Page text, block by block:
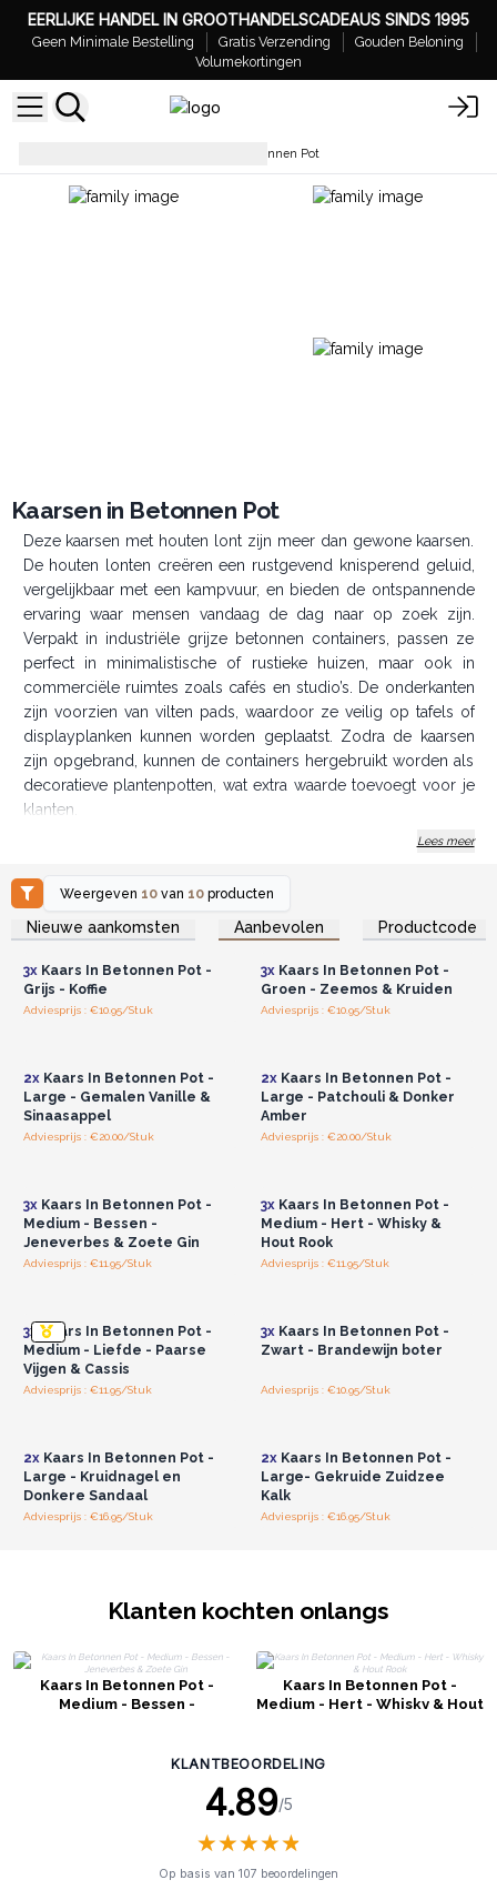
EERLIJKE HANDEL IN GROOTHANDELSCADEAUS SINDS 1995
Geen Minimale Bestelling Gratis Verzending
Gouden Beloning
Volumekortingen
Kaarsen in Betonnen Pot
Kaarsen in Betonnen Pot
Deze kaarsen met houten lont zijn meer dan gewone kaarsen.
De houten lonten creëren een rustgevend knisperend geluid,
vergelijkbaar met een kampvuur, en bieden de ontspannende
ervaring waar mensen vandaag de dag naar op zoek zijn.
Verpakt in industriële grijze betonnen containers, passen ze
perfect in minimalistische of rustieke huizen, maar ook in
commerciële ruimtes zoals cafés en studio’s. De onderkanten
zijn voorzien van vilten pads, waardoor ze veilig op tafels of
displayplanken kunnen worden geplaatst. Zodra de kaarsen
zijn opgebrand, kunnen de containers hergebruikt worden als
decoratieve plantenpotten, wat extra waarde toevoegt voor je
klanten.
Deze producten zijn ideaal voor consumenten die oog
aromatherapie-kaarsen en kleine ondernemers zoals
bloemisten, home cafés en cadeauwinkels. Wij bieden
groothandelsprijzen die aantrekkelijke winstmarges voor
Belangrijkste Productkenmerken
Knisperende houten lont
Herbruikbaar & duurzaam ontwerp
Beschermende vilten bodem
Aantrekkelijke groothandelsprijzen
Lees meer
Weergeven 10 van 10 producten
Nieuwe aankomsten Aanbevolen Productcode
Log in of registreer u voor
groothandelsprijzen.
3xKaars In Betonnen Pot -
Grijs - Koffie
Adviesprijs : €10.95/Stuk
Log in of registreer u voor
groothandelsprijzen.
3xKaars In Betonnen Pot -
Groen - Zeemos & Kruiden
Adviesprijs : €10.95/Stuk
2xKaars In Betonnen Pot -
Large - Gemalen Vanille &
Sinaasappel
Adviesprijs : €20.00/Stuk
2xKaars In Betonnen Pot -
Large - Patchouli & Donker
Amber
Adviesprijs : €20.00/Stuk
3xKaars In Betonnen Pot -
Medium - Bessen -
Jeneverbes & Zoete Gin
Adviesprijs : €11.95/Stuk
3xKaars In Betonnen Pot -
Medium - Hert - Whisky &
Hout Rook
Adviesprijs : €11.95/Stuk
3x Kaars In Betonnen Pot -
Medium - Liefde - Paarse
Vijgen & Cassis
Adviesprijs : €11.95/Stuk
3xKaars In Betonnen Pot -
Zwart - Brandewijn boter
Adviesprijs : €10.95/Stuk
2xKaars In Betonnen Pot -
Large - Kruidnagel en
Donkere Sandaal
Adviesprijs : €16.95/Stuk
2xKaars In Betonnen Pot -
Large- Gekruide Zuidzee
Kalk
Adviesprijs : €16.95/Stuk
Klanten kochten onlangs
Kaars In Betonnen Pot -
Medium - Bessen -
Kaars In Betonnen Pot -
Medium - Hert - Whisky & Hout
KLANTBEOORDELING
4.89/5
★★★★★
★★★★★
Op basis van 107 beoordelingen